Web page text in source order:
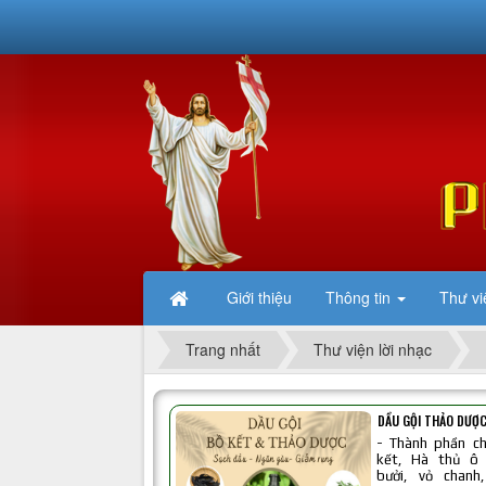
Giới thiệu Thông tin Thư
Trang nhất Thư viện lời nhạc